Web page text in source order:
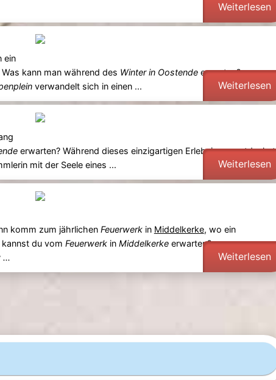
Weiterlesen
ein
kann man während des Winter in Oostendeerwarten? -
verwandelt sich in einen ... Weiterlesen
erwarten? Während dieses einzigartigen Erlebnisses entdeckst
mit der Seele eines ...
Weiterlesen
komm zum jährlichen Feuerwerkin Middelkerke, wo ein
du vom Feuerwerkin Middelkerkeerwarten? -
... Weiterlesen